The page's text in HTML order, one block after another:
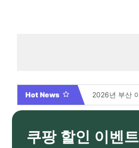
Hot News
쿠팡 할인 이벤트